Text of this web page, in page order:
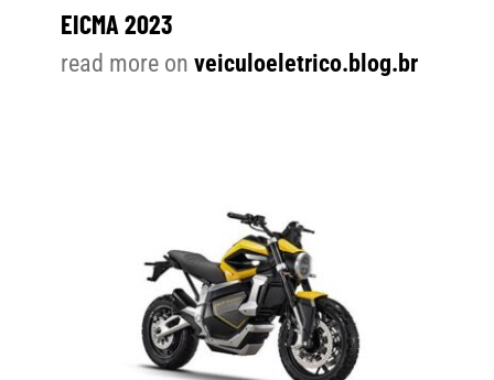
EICMA 2023
read more on veiculoeletrico.blog.br